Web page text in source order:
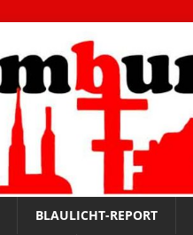
BLAULICHT-REPORT